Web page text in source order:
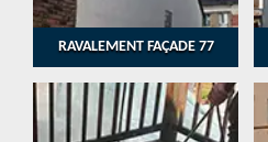
RAVALEMENT FAÇADE 77